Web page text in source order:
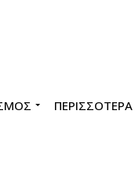
ΠΕΡΙΣΣΌΤΕΡΑ